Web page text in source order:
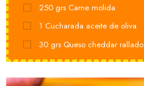
250 grs Carne molida
1 Cucharada aceite de oliva
30 grs Queso cheddar rallado